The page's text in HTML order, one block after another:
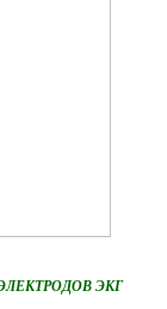
ЭКГ